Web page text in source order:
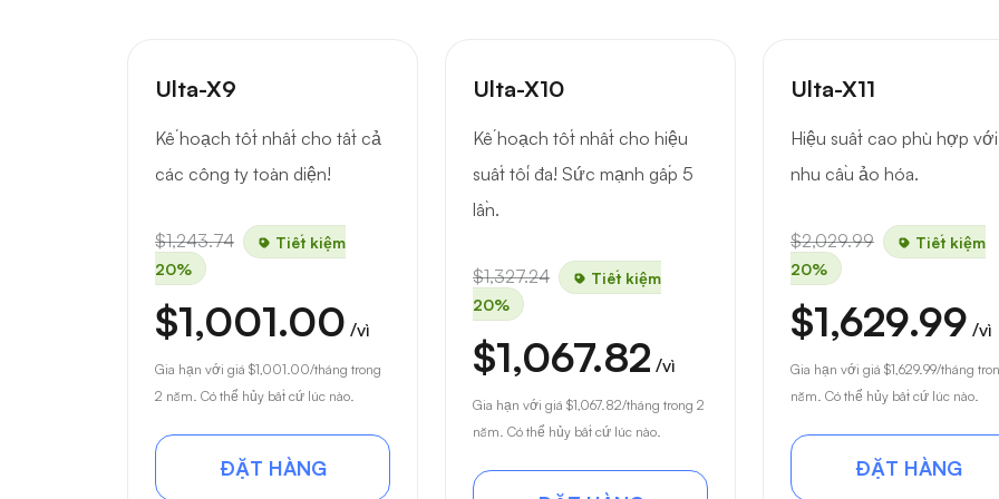
Ulta-X9
Kế hoạch tốt nhất cho tất cả
các công ty toàn diện!
$1,243.74
Tiết kiệm
20%
$1,001.00 /vì
Gia hạn với giá $1,001.00/tháng trong
2 năm. Có thể hủy bất cứ lúc nào.
ĐẶT HÀNG
Ulta-X10
Kế hoạch tốt nhất cho hiệu
suất tối đa! Sức mạnh gấp 5
lần.
$1,327.24
Tiết kiệm
20%
$1,067.82 /vì
Gia hạn với giá $1,067.82/tháng trong 2
năm. Có thể hủy bất cứ lúc nào.
Ulta-X11
Hiệu suất cao phù hợp với
nhu cầu ảo hóa.
$2,029.99
Tiết kiệm
20%
$1,629.99 /vì
Gia hạn với giá $1,629.99/tháng
năm. Có thể hủy bất cứ lúc nào.
ĐẶT HÀNG